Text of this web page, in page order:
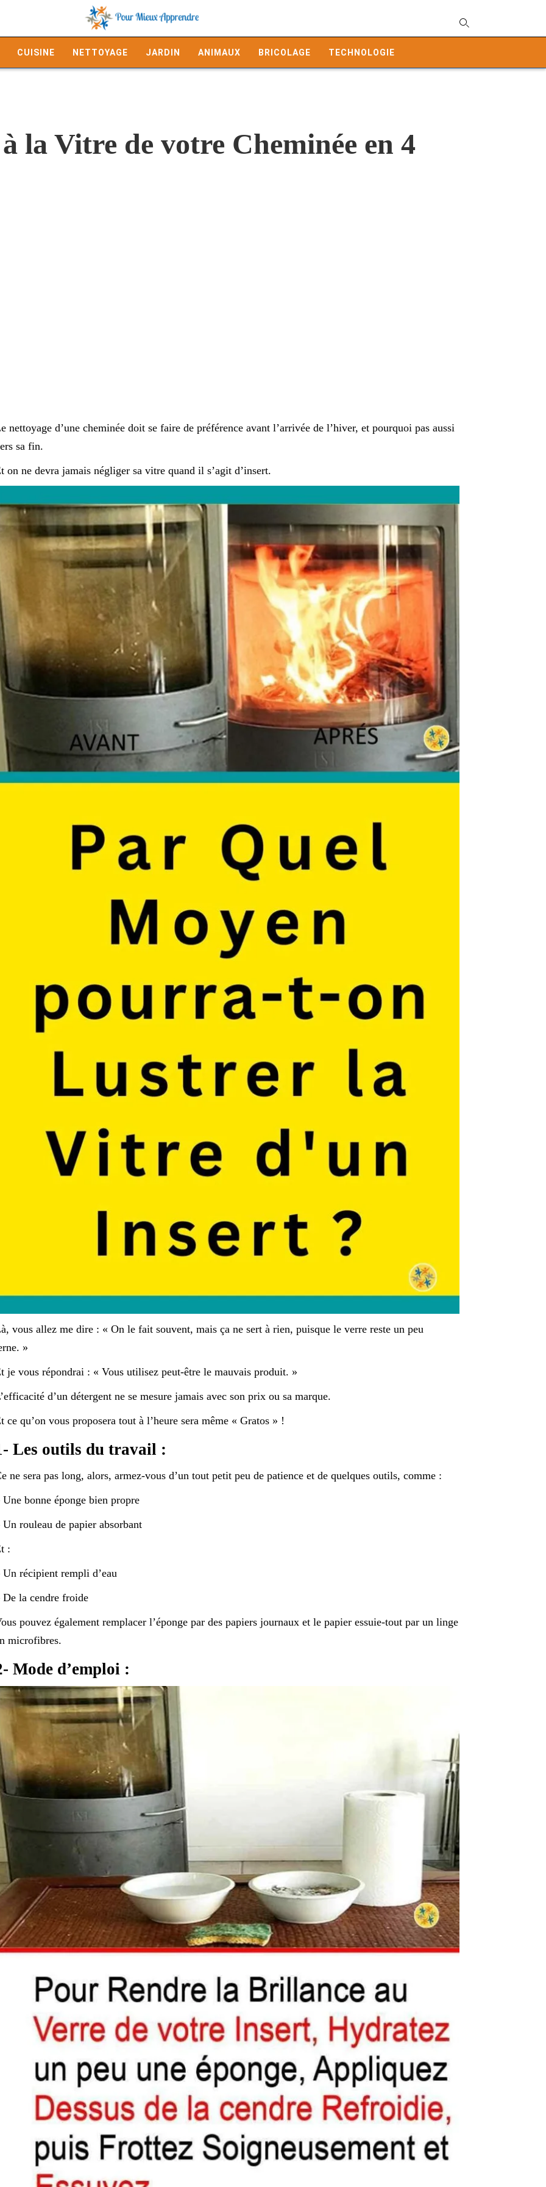
CUISINE NETTOYAGE JARDIN ANIMAUX BRICOLAGE TECHNOLOGIE
la Vitre de votre Cheminée en 4
nettoyage d’une cheminée doit se faire de préférence avant l’arrivée de l’hiver, et pourquoi pas aussi
sa fin.
on ne devra jamais négliger sa vitre quand il s’agit d’insert.
vous allez me dire : « On le fait souvent, mais ça ne sert à rien, puisque le verre reste un peu
»
je vous répondrai : « Vous utilisez peut-être le mauvais produit. »
d’un détergent ne se mesure jamais avec son prix ou sa marque.
ce qu’on vous proposera tout à l’heure sera même « Gratos » !
Les outils du travail :
ne sera pas long, alors, armez-vous d’un tout petit peu de patience et de quelques outils, comme :
Une bonne éponge bien propre
Un rouleau de papier absorbant
:
Un récipient rempli d’eau
De la cendre froide
pouvez également remplacer l’éponge par des papiers journaux et le papier essuie-tout par un linge
microfibres.
Mode d’emploi :